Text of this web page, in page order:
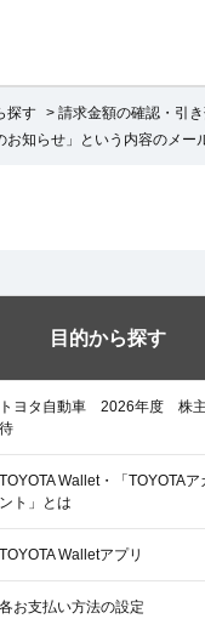
探す > 請求金額の確認・引
お知らせ」という内容のメー
目的から探す
トヨタ自動車 2026年度 株
待
TOYOTA Wallet・「TOYOTAア
ント」とは
TOYOTA Walletアプリ
各お支払い方法の設定